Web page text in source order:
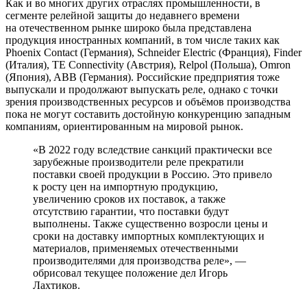
Как и во многих других отраслях промышленности, в
сегменте релейной защиты до недавнего времени
на отечественном рынке широко была представлена
продукция иностранных компаний, в том числе таких как
Phoenix Contact (Германия), Schneider Electric (Франция), Finder
(Италия), TE Connectivity (Австрия), Relpol (Польша), Omron
(Япония), ABB (Германия). Российские предприятия тоже
выпускали и продолжают выпускать реле, однако с точки
зрения производственных ресурсов и объёмов производства
пока не могут составить достойную конкуренцию западным
компаниям, ориентированным на мировой рынок.
«В 2022 году вследствие санкций практически все
зарубежные производители реле прекратили
поставки своей продукции в Россию. Это привело
к росту цен на импортную продукцию,
увеличению сроков их поставок, а также
отсутствию гарантии, что поставки будут
выполнены. Также существенно возросли цены и
сроки на доставку импортных комплектующих и
материалов, применяемых отечественными
производителями для производства реле», —
обрисовал текущее положение дел Игорь
Лахтиков.